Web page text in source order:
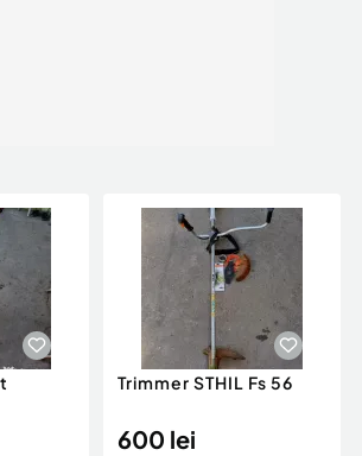
Trimmer STHIL Fs 56
600 lei